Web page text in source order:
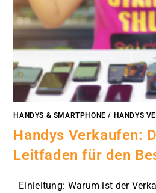
HANDYS & SMARTPHONE / HANDYS
Handys Verkaufen:
Leitfaden für den
Einleitung: Warum ist der